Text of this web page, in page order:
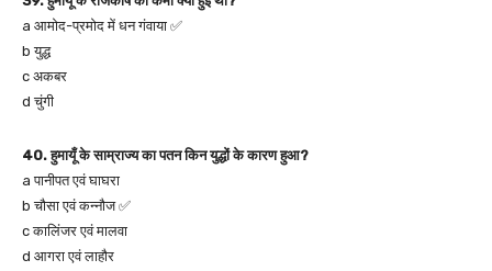
a आमोद-प्रमोद में धन गंवाया ✅
b युद्ध
c अकबर
d चुंगी
40. हुमायूँ के साम्राज्य का पतन किन युद्धों के कारण हुआ?
a पानीपत एवं घाघरा
b चौसा एवं कन्नौज ✅
c कालिंजर एवं मालवा
d आगरा एवं लाहौर